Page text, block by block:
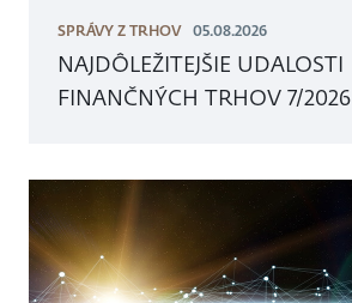
SPRÁVY Z TRHOV 05.08.2026
NAJDÔLEŽITEJŠIE UDALOSTI
FINANČNÝCH TRHOV 7/2026